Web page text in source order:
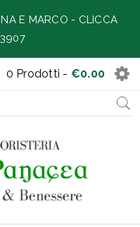
0 Prodotti - €0.00
E MARCO - CLICCA